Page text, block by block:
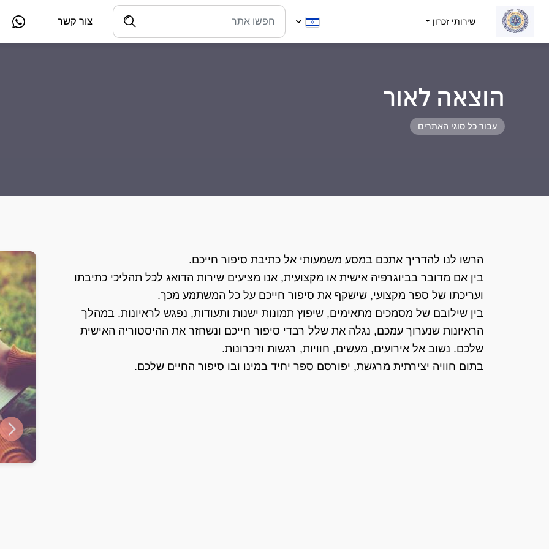
שירותי זכרון צור קשר
הוצאה לאור
עבור כל סוגי האתרים
הרשו לנו להדריך אתכם במסע משמעותי אל כתיבת סיפור חייכם.
בין אם מדובר בביוגרפיה אישית או מקצועית, אנו מציעים שירות הדואג לכל תהליכי כתיבתו
ועריכתו של ספר מקצועי, שישקף את סיפור חייכם על כל המשתמע מכך.
בין שילובם של מסמכים מתאימים, שיפוץ תמונות ישנות ותעודות, נפגש לראיונות. במהלך
הראיונות שנערוך עמכם, נגלה את שלל רבדי סיפור חייכם ונשחזר את ההיסטוריה האישית
שלכם. נשוב אל אירועים, מעשים, חוויות, רגשות וזיכרונות.
בתום חוויה יצירתית מרגשת, יפורסם ספר יחיד במינו ובו סיפור החיים שלכם.